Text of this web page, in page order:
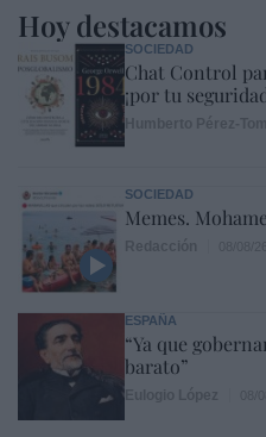
Hoy destacamos
SOCIEDAD
Chat Control
¡por tu
SOCIEDAD
Memes.
ESPAÑA
“Ya que
barato”